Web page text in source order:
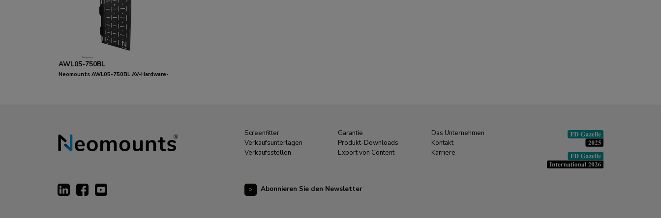
AWL05-750BL
Neomounts AWL05-750BL AV-Hardware-
Screenfitter
Verkaufsunterlagen
Verkaufsstellen
Garantie
Produkt-Downloads
Export von Content
Das Unternehmen
Kontakt
Karriere
Abonnieren Sie den Newsletter